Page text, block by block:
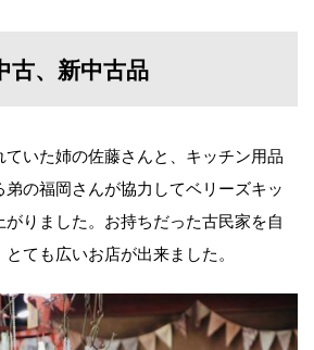
古、新中古品
いた姉の佐藤さんと、キッチン用品
の福岡さんが協力してベリーズキッ
りました。お持ちだった古民家を自
ても広いお店が出来ました。